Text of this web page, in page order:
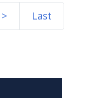
> Last